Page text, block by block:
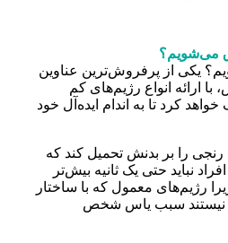
از پرفروش‌ترین عناوین
انواع رژیم‌های کم‌
تا به اندام ایده‌آل خود
را بر بدنش تحمیل کند که
حتی یک ثانیه بیش‌تر
معمول که با ساختار
سبب یاس شخص